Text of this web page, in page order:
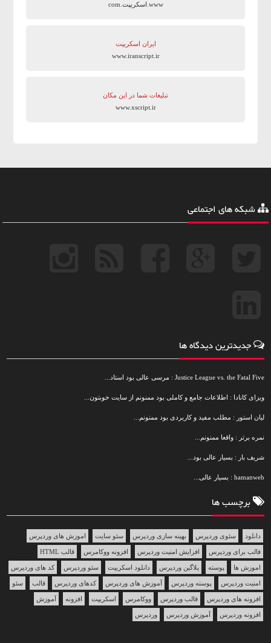
www.اسکریپت.com
ایران اسکریپت
www.iranscript.ir
تبلیغات شما در این مکان
www.xscript.ir
شبکه های اجتماعی
جدیدترین دیدگاه ها
Justice League vs. the Fatal Five : مرسی عالی بود استاد...
ویزای کانادا : اطلاعات جامع و کاملی بود ممنونم از سایت خوبتون...
لیان استور : مطلب مفید و کاربردی بود ممنونم...
نمره برتر : واقعا ممنونم...
شریف بار : بسیار عالی بود...
hamanweb : بسیار عالی...
برچسب ها
دانلود سئوی وردپرس بهینه سازی وردپرس سئو سایت اموزش های وردپرس
قالب برای وردپرس افزایش امنیت وردپرس افزونه ووکامرس قالب HTML
اموزش ها پوسته پلاگین وردپرس دانلود اسکریپت سئو وردپرس کد های وردپرس
امنیت وردپرس پوسته وردپرس آموزش های وردپرس کدهای وردپرس قالب سئو
افزونه های وردپرس قالب وردپرس ووکامرس اسکریپت افزونه آموزش
افزونه وردپرس آموزش وردپرس وردپرس